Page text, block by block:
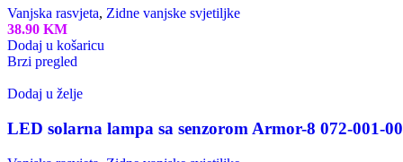
Vanjska rasvjeta, Zidne vanjske svjetiljke
38.90 KM
Dodaj u košaricu
Brzi pregled
Dodaj u želje
LED solarna lampa sa senzorom Armor-8 072-001-